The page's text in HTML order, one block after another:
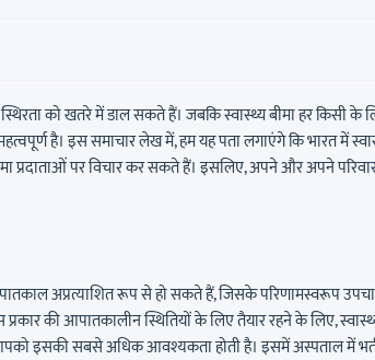
को खतरे में डाल सकते हैं। जबकि स्वास्थ्य बीमा हर किसी के
है। इस समाचार लेख में, हम यह पता लगाएंगे कि भारत में
प्रदाताओं पर विचार कर सकते हैं। इसलिए, अपने और अपने
अप्रत्याशित रूप से हो सकते हैं, जिसके परिणामस्वरूप
की आपातकालीन स्थितियों के लिए तैयार रहने के लिए,
इसकी सबसे अधिक आवश्यकता होती है। इसमें अस्पताल में